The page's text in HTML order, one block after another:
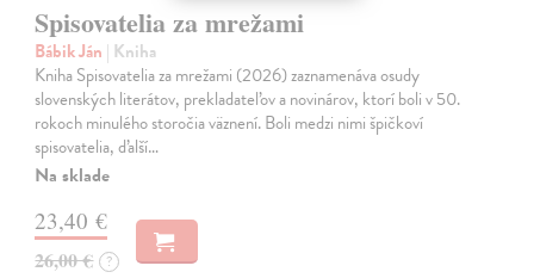
Spisovatelia za mrežami
Bábik Ján | Kniha
Kniha Spisovatelia za mrežami (2026) zaznamenáva osudy
slovenských literátov, prekladateľov a novinárov, ktorí boli v 50.
rokoch minulého storočia väznení. Boli medzi nimi špičkoví
spisovatelia, ďalší…
Na sklade
23,40 €
26,00 € ?